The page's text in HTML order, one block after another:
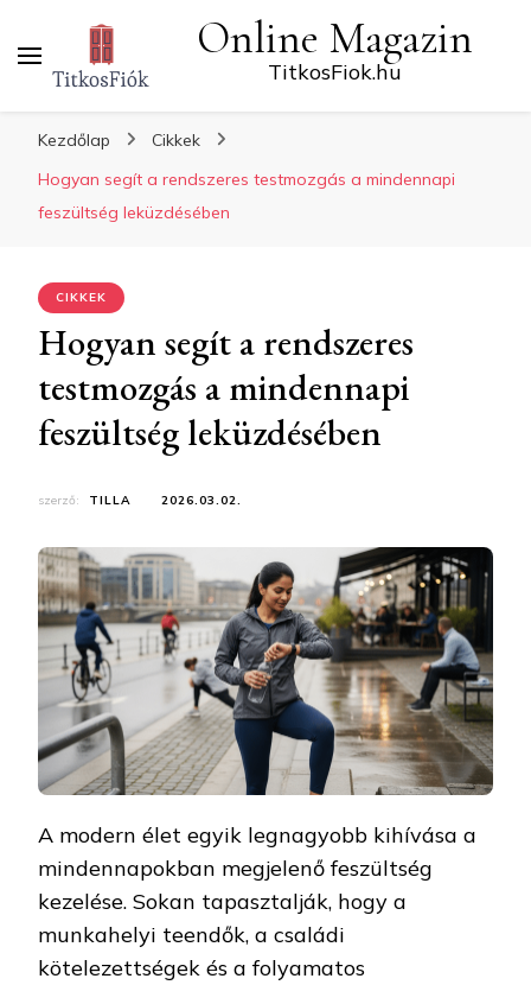
Online Magazin
TitkosFiok.hu
Kezdőlap
Cikkek
Hogyan segít a rendszeres testmozgás a mindennapi
feszültség leküzdésében
CIKKEK
Hogyan segít a rendszeres
testmozgás a mindennapi
feszültség leküzdésében
szerző: TILLA 2026.03.02.
A modern élet egyik legnagyobb kihívása a
mindennapokban megjelenő feszültség
kezelése. Sokan tapasztalják, hogy a
munkahelyi teendők, a családi
kötelezettségek és a folyamatos